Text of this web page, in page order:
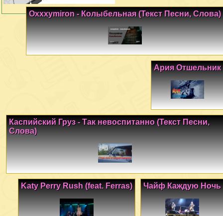
Oxxxymiron - Колыбельная (Текст Песни, Слова)
Ария Отшельник
Каспийский Груз - Так невоспитанно (Текст Песни,
Слова)
Чайф Каждую Ночь
Katy Perry Rush (feat. Ferras)